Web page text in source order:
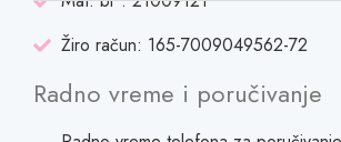
Žiro račun: 165-7009049562-72
Radno vreme i poručivanje